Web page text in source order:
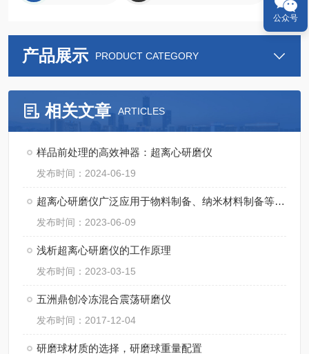
产品展示 PRODUCT CATEGORY
相关文章 ARTICLES
样品前处理的高效神器：超离心研磨仪
发布时间：2024-06-19
超离心研磨仪广泛应用于物料制备、纳米材料制备等领域
发布时间：2023-06-09
浅析超离心研磨仪的工作原理
发布时间：2023-03-15
五洲鼎创冷冻混合震荡研磨仪
发布时间：2017-12-04
研磨球材质的选择，研磨球重量配置
公众号